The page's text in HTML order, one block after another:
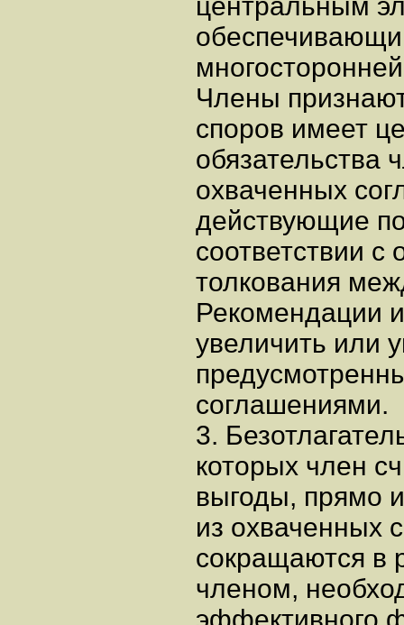
Члены
споров имеет
обязательства
охваченных
действующие
соответствии
толкования
Рекомендации
увеличить или
соглашениями.
3.
которых член
выгоды, прямо
из охваченных
сокращаются в
членом,